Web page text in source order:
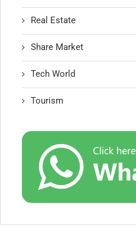
Real Estate
Share Market
Tech World
Tourism